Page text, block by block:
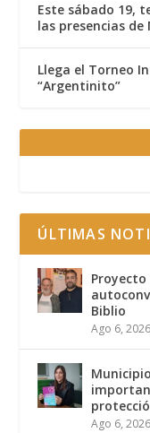
Este sábado 19,
las presencias
Llega el Torneo
“Argentinito”
ÚLTIMAS
Biblio
Ago 6, 2026
Ago 6, 2026